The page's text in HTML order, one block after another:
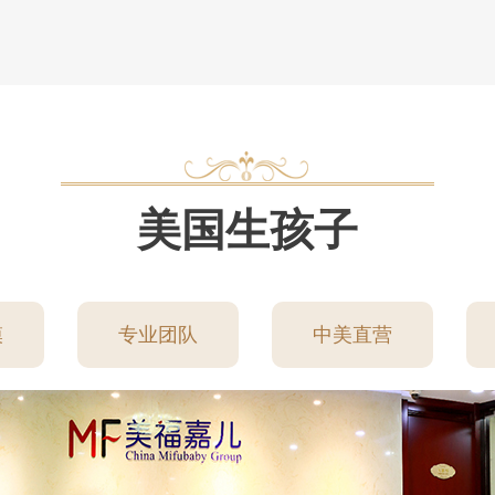
美国生孩子
专业团队 中美直营